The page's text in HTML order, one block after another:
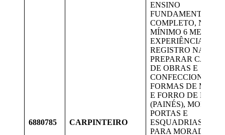
6880785 CARPINTEIRO
ENSINO
FUNDAMENTAL
COMPLETO, NO
MÍNIMO 6 MESES
EXPERIÊNCIA COM
REGISTRO NA
PREPARAR
DE OBRAS E
CONFECCIONAR
FORMAS DE
E FORRO DE LAJE
(PAINÉS), MONTAR
PORTAS E
ESQUADRIAS.
PARA